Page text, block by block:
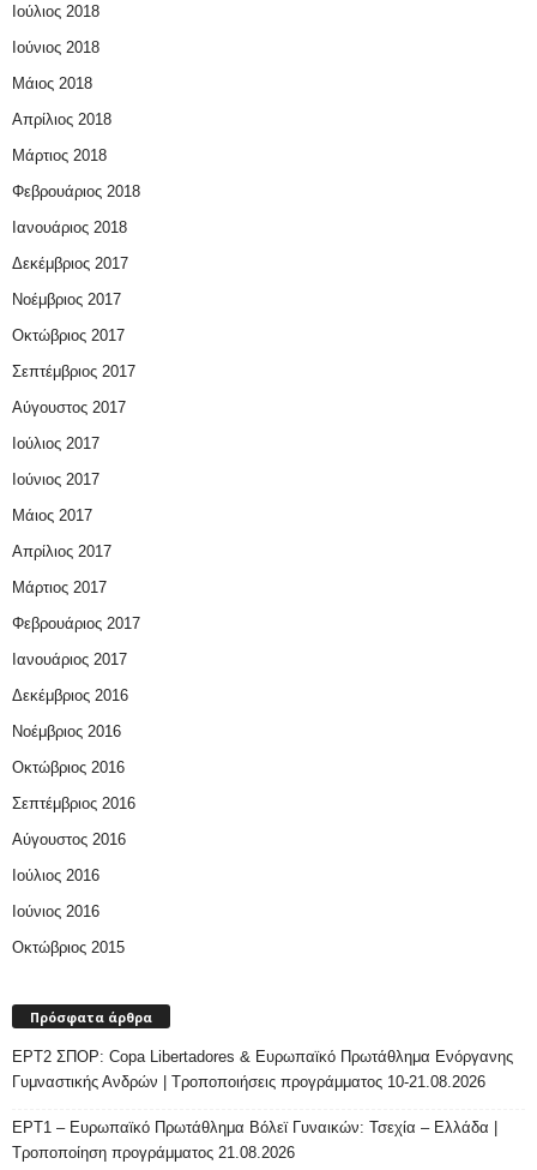
Ιούλιος 2018
Ιούνιος 2018
Μάιος 2018
Απρίλιος 2018
Μάρτιος 2018
Φεβρουάριος 2018
Ιανουάριος 2018
Δεκέμβριος 2017
Νοέμβριος 2017
Οκτώβριος 2017
Σεπτέμβριος 2017
Αύγουστος 2017
Ιούλιος 2017
Ιούνιος 2017
Μάιος 2017
Απρίλιος 2017
Μάρτιος 2017
Φεβρουάριος 2017
Ιανουάριος 2017
Δεκέμβριος 2016
Νοέμβριος 2016
Οκτώβριος 2016
Σεπτέμβριος 2016
Αύγουστος 2016
Ιούλιος 2016
Ιούνιος 2016
Οκτώβριος 2015
Πρόσφατα άρθρα
ΕΡΤ2 ΣΠΟΡ: Copa Libertadores & Ευρωπαϊκό Πρωτάθλημα Ενόργανης
Γυμναστικής Ανδρών | Τροποποιήσεις προγράμματος 10-21.08.2026
ΕΡΤ1 – Ευρωπαϊκό Πρωτάθλημα Βόλεϊ Γυναικών: Τσεχία – Ελλάδα |
Τροποποίηση προγράμματος 21.08.2026